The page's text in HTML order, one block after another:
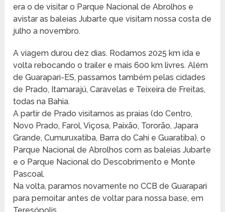
era o de visitar o Parque Nacional de Abrolhos e
avistar as baleias Jubarte que visitam nossa costa de
julho a novembro.
A viagem durou dez dias. Rodamos 2025 km ida e
volta rebocando o trailer e mais 600 km livres. Além
de Guarapari-ES, passamos também pelas cidades
de Prado, Itamarajú, Caravelas e Teixeira de Freitas,
todas na Bahia.
A partir de Prado visitamos as praias (do Centro,
Novo Prado, Farol, Viçosa, Paixão, Tororão, Japara
Grande, Cumuruxatiba, Barra do Cahí e Guaratiba), o
Parque Nacional de Abrolhos com as baleias Jubarte
e o Parque Nacional do Descobrimento e Monte
Pascoal.
Na volta, paramos novamente no CCB de Guarapari
para pernoitar antes de voltar para nossa base, em